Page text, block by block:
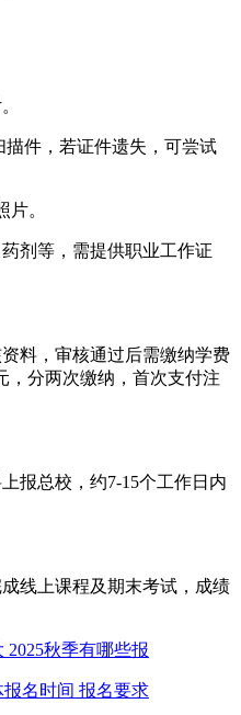
件，若证件遗失，可尝试
。
剂等，需提供职业工作证
料，审核通过后需缴纳学费
，分两次缴纳，首次支付注
报总校，约7-15个工作日内
线上课程及期末考试，成绩
2025秋季有哪些报
报名时间 报名要求